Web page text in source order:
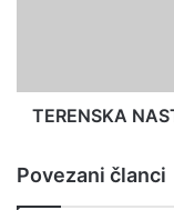
TERENSKA
Povezani članci